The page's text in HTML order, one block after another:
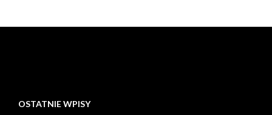
OSTATNIE WPISY